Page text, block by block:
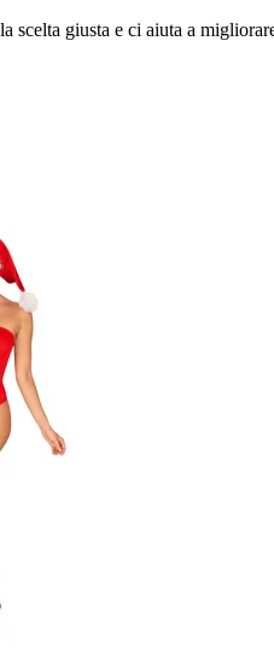
scelta giusta e ci aiuta a